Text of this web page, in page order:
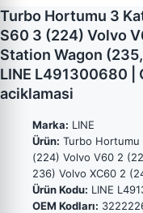
Turbo Hortumu 3
S60 3 (224) Volvo
Station Wagon
LINE L491300680 |
aciklamasi
Marka: LINE
Ürün: Turbo Hortumu
(224) Volvo V60 2
236) Volvo XC60 2
Ürün Kodu: LINE
OEM Kodları: